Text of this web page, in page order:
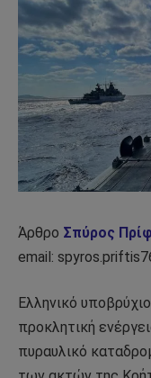
Άρθρο Σπύρος
email:
Ελληνικό
προκλητική
πυραυλικό